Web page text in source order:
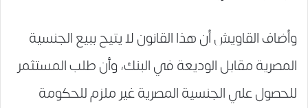
وأضاف القاويش أن هذا القانون لا يتيح ببيع الجنسية
المصرية مقابل الوديعة في البنك، وأن طلب المستثمر
للحصول علي الجنسية المصرية غير ملزم للحكومة